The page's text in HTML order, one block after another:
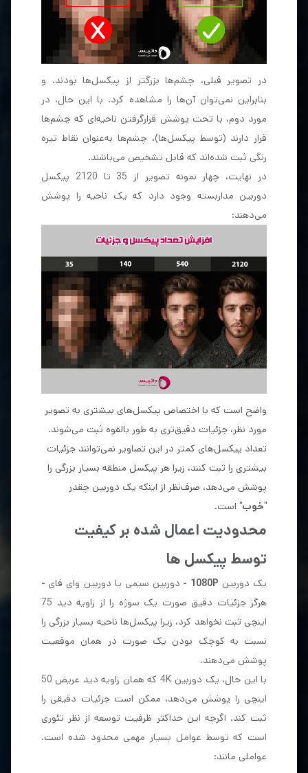
در تصویر قبلی، چشم‌ها بزرگتر از پیکسل‌ها بودند. و
بنابراین نمی‌توان آن‌ها را مشاهده کرد. با این حال، در
مورد دوم، با تحت پوشش قرار‌گرفتن ناحیه‌ای که چشم‌ها
قرار دارند (توسط پیکسل‌ها)‌، چشم‌ها به‌عنوان نقاط تیره
رنگی ثبت شده‌اند که قابل تشخیص می‌باشند.
در نهایت، چهار نمونه تصویر از 35 تا 2120 پیکسل
دوربین مداربسته وجود دارد که یک ناحیه را پوشش
می‌دهند:
واضح است که با اختصاص پیکسل‌های بیشتری به تصویر
مورد نظر، جزئیات دقیق‌تری به طور بالقوه ثبت می‌شوند.
تعداد پیکسل‌های کمتر در این تصاویر نمی‌توانند جزئیات
بیشتری را ثبت کنند، زیرا هر پیکسل منطقه بسیار بزرگی را
پوشش می‌دهد، صرف‌نظر از اینکه یک دوربین چقدر
"خوب" است.
محدودیت اعمال شده بر کیفیت
توسط پیکسل ها
یک دوربین 1080P - دوربین سیمی یا دوربین وای فای -
هرگز جزئیات دقیق صورت یک سوژه را از زاویه دید 75
اینچی ثبت نخواهد کرد، زیرا پیکسل‌ها ناحیه بسیار بزرگی را
نسبت به کوچک بودن یک صورت در همان موقعیت
پوشش می‌دهند.
با این حال، یک دوربین 4K که همان زاویه دید عریض 50
اینچی را پوشش می‌دهد، ممکن است جزئیات دقیقی را
ثبت کند. اگرچه این حداکثر ظرفیت توسعه از نظر تئوری
است که توسط عوامل بسیار مهمی محدود شده است.
عواملی مانند: